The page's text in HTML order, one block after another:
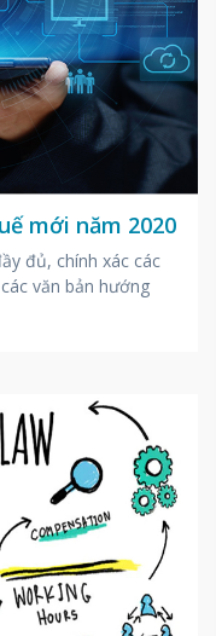
mới năm 2020
đủ, chính xác các
văn bản hướng